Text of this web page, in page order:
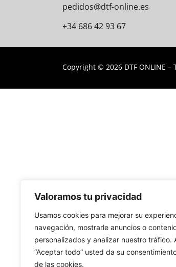
Valoramos tu privacidad
Usamos cookies para mejorar su
navegación, mostrarle anuncios o
personalizados y analizar nuestro tráfico.
“Aceptar todo” usted da su
de las cookies.
pedidos@dtf-online.es
+34 686 42 93 67
Copyright © 2026 DTF ONLINE